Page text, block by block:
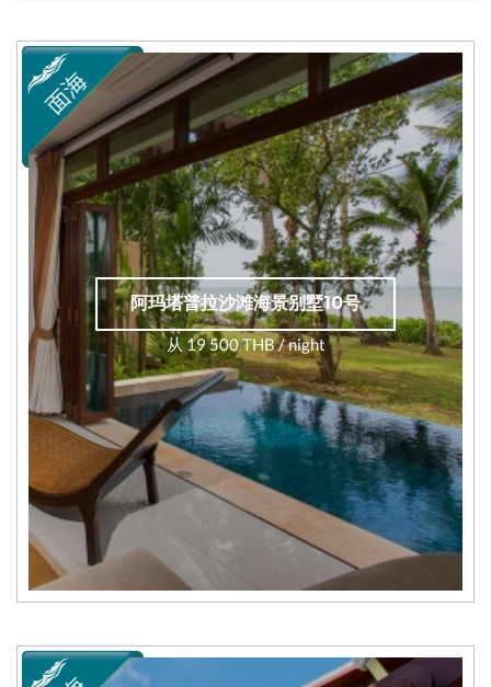
阿玛塔普拉沙滩海景别墅10号
从 19 500 THB / night